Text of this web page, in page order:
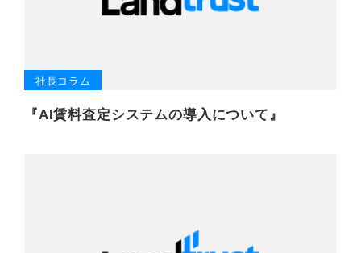
社長コラム
『AI賃料査定システムの導入について』